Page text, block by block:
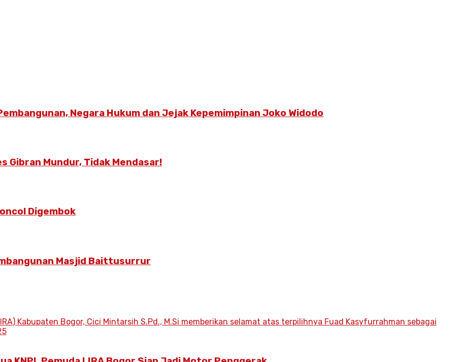
Negara Hukum dan Jejak Kepemimpinan Joko Widodo
Gibran Mundur, Tidak Mendasar!
Digembok
Masjid Baittusurrur